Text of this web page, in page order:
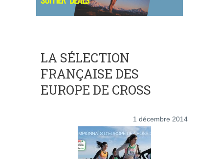
LA SÉLECTION
FRANÇAISE DES
EUROPE DE CROSS
1 décembre 2014